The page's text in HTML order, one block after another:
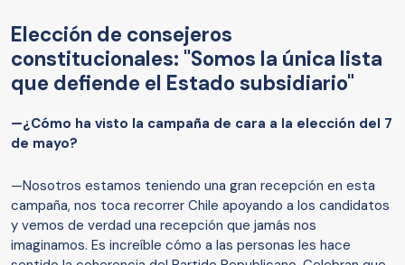
Elección de consejeros
constitucionales: "Somos la única lista
que defiende el Estado subsidiario"
—¿Cómo ha visto la campaña de cara a la elección del 7
de mayo?
—Nosotros estamos teniendo una gran recepción en esta
campaña, nos toca recorrer Chile apoyando a los candidatos
y vemos de verdad una recepción que jamás nos
imaginamos. Es increíble cómo a las personas les hace